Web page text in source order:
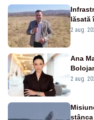
lăsată
2 aug.
Ana
2 aug.